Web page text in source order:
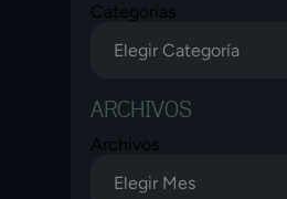
Categorías
ARCHIVOS
Archivos